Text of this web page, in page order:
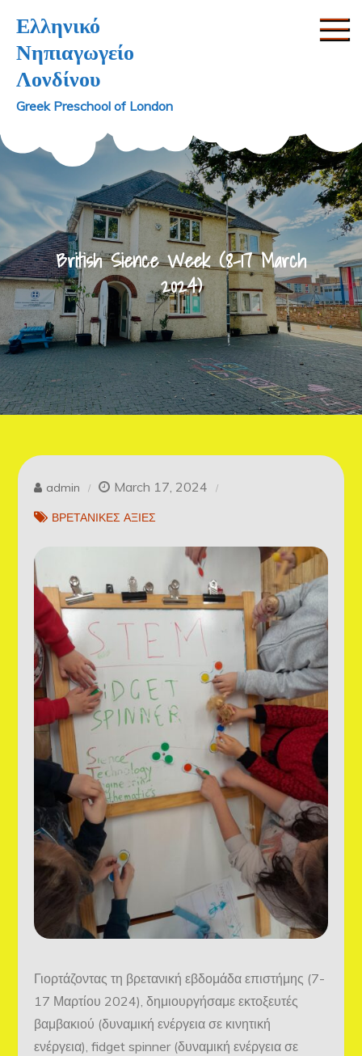
content
Ελληνικό
Νηπιαγωγείο
Λονδίνου
Greek Preschool of London
British Sience Week (8-17 March
2024)
admin March 17, 2024
ΒΡΕΤΑΝΙΚΕΣ ΑΞΙΕΣ
Γιορτάζοντας τη βρετανική εβδομάδα επιστήμης (7-
17 Μαρτίου 2024), δημιουργήσαμε εκτοξευτές
βαμβακιού (δυναμική ενέργεια σε κινητική
ενέργεια), fidget spinner (δυναμική ενέργεια σε